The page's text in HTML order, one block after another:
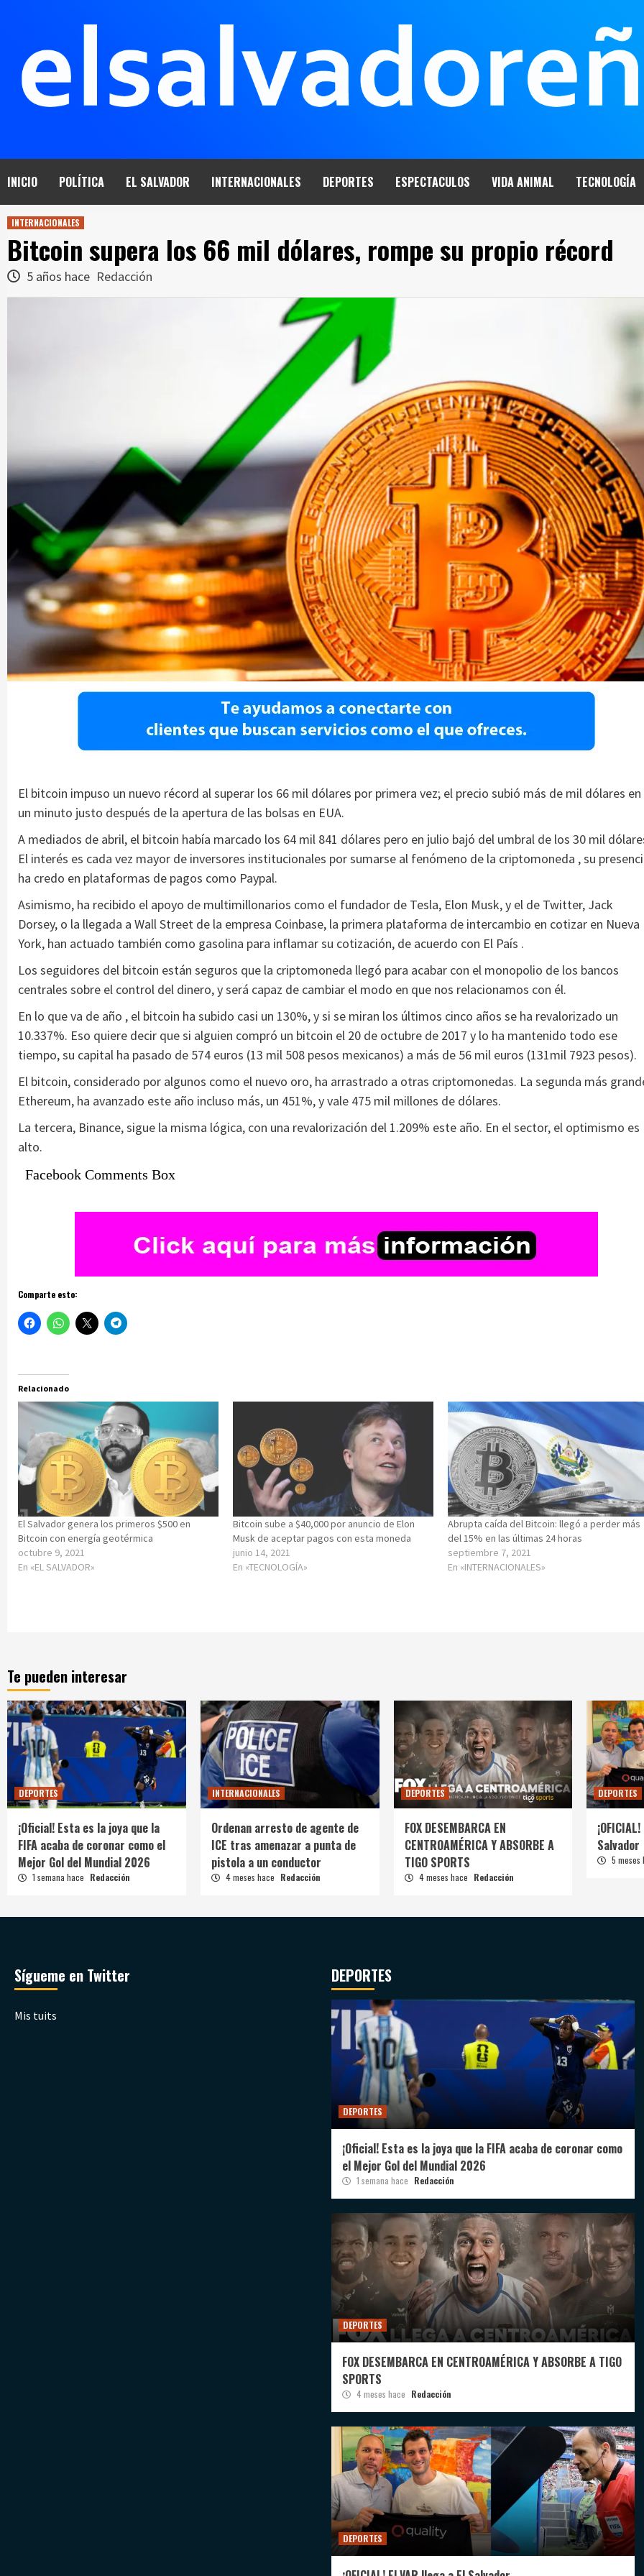
INICIO POLÍTICA EL SALVADOR INTERNACIONALES DEPORTES ESPECTACULOS VIDA ANIMAL TECNOLOGÍA
INTERNACIONALES
Bitcoin supera los 66 mil dólares, rompe su propio récord
5 años hace Redacción
El bitcoin impuso un nuevo récord al superar los 66 mil dólares por primera vez; el precio subió más de mil dólares en
un minuto justo después de la apertura de las bolsas en EUA.
A mediados de abril, el bitcoin había marcado los 64 mil 841 dólares pero en julio bajó del umbral de los 30 mil
El interés es cada vez mayor de inversores institucionales por sumarse al fenómeno de la criptomoneda , su
ha credo en plataformas de pagos como Paypal.
Asimismo, ha recibido el apoyo de multimillonarios como el fundador de Tesla, Elon Musk, y el de Twitter, Jack
Dorsey, o la llegada a Wall Street de la empresa Coinbase, la primera plataforma de intercambio en cotizar en Nueva
York, han actuado también como gasolina para inflamar su cotización, de acuerdo con El País .
Los seguidores del bitcoin están seguros que la criptomoneda llegó para acabar con el monopolio de los bancos
centrales sobre el control del dinero, y será capaz de cambiar el modo en que nos relacionamos con él.
En lo que va de año , el bitcoin ha subido casi un 130%, y si se miran los últimos cinco años se ha revalorizado un
10.337%. Eso quiere decir que si alguien compró un bitcoin el 20 de octubre de 2017 y lo ha mantenido todo ese
tiempo, su capital ha pasado de 574 euros (13 mil 508 pesos mexicanos) a más de 56 mil euros (131mil 7923 pesos).
El bitcoin, considerado por algunos como el nuevo oro, ha arrastrado a otras criptomonedas. La segunda más
Ethereum, ha avanzado este año incluso más, un 451%, y vale 475 mil millones de dólares.
La tercera, Binance, sigue la misma lógica, con una revalorización del 1.209% este año. En el sector, el optimismo es
alto.
Facebook Comments Box
Comparte esto:
Relacionado
El Salvador genera los primeros $500 en
Bitcoin con energía geotérmica
octubre 9, 2021
En «EL SALVADOR»
Bitcoin sube a $40,000 por anuncio de Elon
Musk de aceptar pagos con esta moneda
junio 14, 2021
En «TECNOLOGÍA»
Abrupta caída del Bitcoin: llegó a perder más
del 15% en las últimas 24 horas
septiembre 7, 2021
En «INTERNACIONALES»
Te pueden interesar
DEPORTES
¡Oficial! Esta es la joya que la
FIFA acaba de coronar como el
Mejor Gol del Mundial 2026
1 semana hace Redacción
INTERNACIONALES
Ordenan arresto de agente de
ICE tras amenazar a punta de
pistola a un conductor
4 meses hace Redacción
DEPORTES
FOX DESEMBARCA EN
CENTROAMÉRICA Y ABSORBE A
TIGO SPORTS
4 meses hace Redacción
DEPORTES
Salvador
5
Sígueme en Twitter
Mis tuits
DEPORTES
DEPORTES
¡Oficial! Esta es la joya que la FIFA acaba de coronar como
el Mejor Gol del Mundial 2026
1 semana hace Redacción
DEPORTES
FOX DESEMBARCA EN CENTROAMÉRICA Y ABSORBE A TIGO
SPORTS
4 meses hace Redacción
DEPORTES